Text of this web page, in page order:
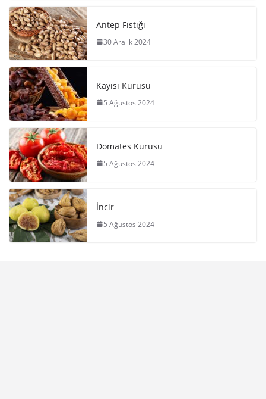
Antep Fıstığı
30 Aralık 2024
Kayısı Kurusu
5 Ağustos 2024
Domates Kurusu
5 Ağustos 2024
İncir
5 Ağustos 2024